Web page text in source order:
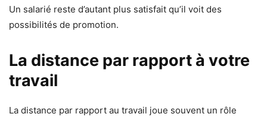
Un salarié reste d’autant plus satisfait qu’il voit des
possibilités de promotion.
La distance par rapport à votre
travail
La distance par rapport au travail joue souvent un rôle